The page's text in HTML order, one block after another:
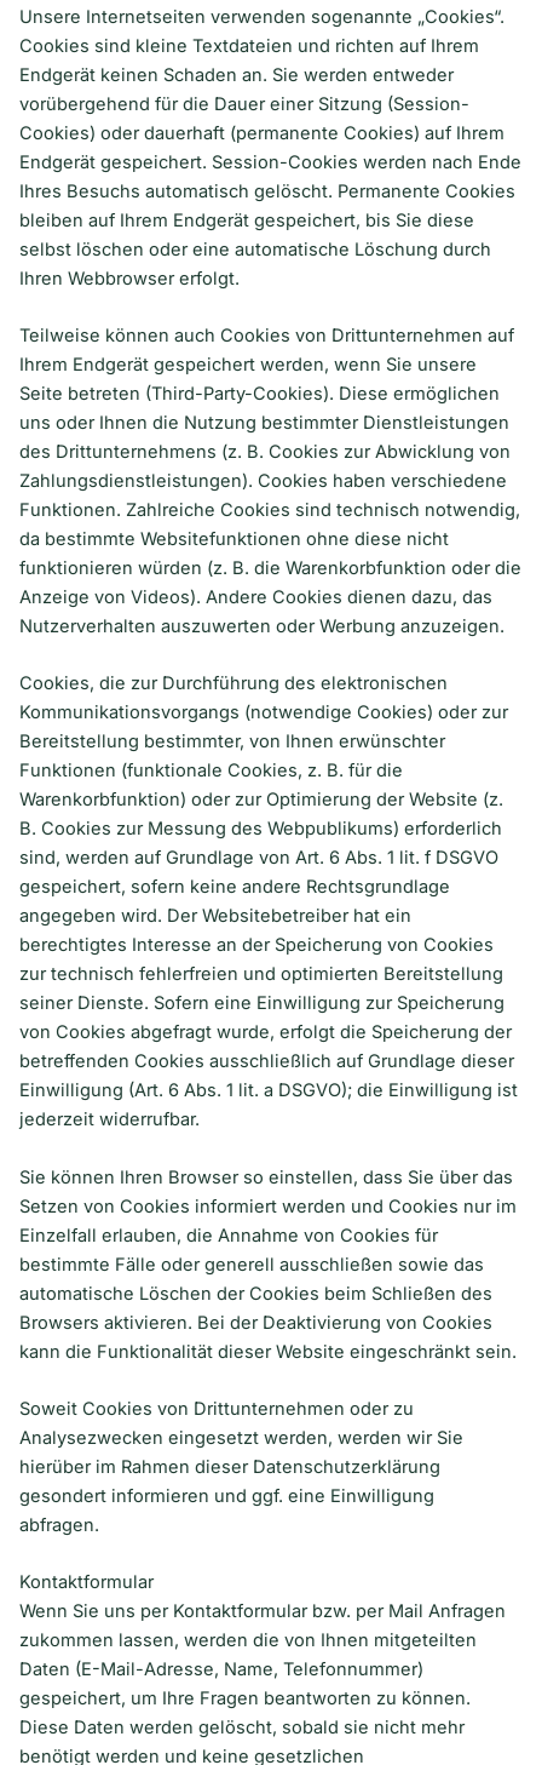
Unsere Internetseiten verwenden sogenannte „Cookies“.
Cookies sind kleine Textdateien und richten auf Ihrem
Endgerät keinen Schaden an. Sie werden entweder
vorübergehend für die Dauer einer Sitzung (Session-
Cookies) oder dauerhaft (permanente Cookies) auf Ihrem
Endgerät gespeichert. Session-Cookies werden nach Ende
Ihres Besuchs automatisch gelöscht. Permanente Cookies
bleiben auf Ihrem Endgerät gespeichert, bis Sie diese
selbst löschen oder eine automatische Löschung durch
Ihren Webbrowser erfolgt.
Teilweise können auch Cookies von Drittunternehmen auf
Ihrem Endgerät gespeichert werden, wenn Sie unsere
Seite betreten (Third-Party-Cookies). Diese ermöglichen
uns oder Ihnen die Nutzung bestimmter Dienstleistungen
des Drittunternehmens (z. B. Cookies zur Abwicklung von
Zahlungsdienstleistungen). Cookies haben verschiedene
Funktionen. Zahlreiche Cookies sind technisch notwendig,
da bestimmte Websitefunktionen ohne diese nicht
funktionieren würden (z. B. die Warenkorbfunktion oder die
Anzeige von Videos). Andere Cookies dienen dazu, das
Nutzerverhalten auszuwerten oder Werbung anzuzeigen.
Cookies, die zur Durchführung des elektronischen
Kommunikationsvorgangs (notwendige Cookies) oder zur
Bereitstellung bestimmter, von Ihnen erwünschter
Funktionen (funktionale Cookies, z. B. für die
Warenkorbfunktion) oder zur Optimierung der Website (z.
B. Cookies zur Messung des Webpublikums) erforderlich
sind, werden auf Grundlage von Art. 6 Abs. 1 lit. f DSGVO
gespeichert, sofern keine andere Rechtsgrundlage
angegeben wird. Der Websitebetreiber hat ein
berechtigtes Interesse an der Speicherung von Cookies
zur technisch fehlerfreien und optimierten Bereitstellung
seiner Dienste. Sofern eine Einwilligung zur Speicherung
von Cookies abgefragt wurde, erfolgt die Speicherung der
betreffenden Cookies ausschließlich auf Grundlage dieser
Einwilligung (Art. 6 Abs. 1 lit. a DSGVO); die Einwilligung ist
jederzeit widerrufbar.
Sie können Ihren Browser so einstellen, dass Sie über das
Setzen von Cookies informiert werden und Cookies nur im
Einzelfall erlauben, die Annahme von Cookies für
bestimmte Fälle oder generell ausschließen sowie das
automatische Löschen der Cookies beim Schließen des
Browsers aktivieren. Bei der Deaktivierung von Cookies
kann die Funktionalität dieser Website eingeschränkt sein.
Soweit Cookies von Drittunternehmen oder zu
Analysezwecken eingesetzt werden, werden wir Sie
hierüber im Rahmen dieser Datenschutzerklärung
gesondert informieren und ggf. eine Einwilligung
abfragen.
Kontaktformular
Wenn Sie uns per Kontaktformular bzw. per Mail Anfragen
zukommen lassen, werden die von Ihnen mitgeteilten
Daten (E-Mail-Adresse, Name, Telefonnummer)
gespeichert, um Ihre Fragen beantworten zu können.
Diese Daten werden gelöscht, sobald sie nicht mehr
benötigt werden und keine gesetzlichen